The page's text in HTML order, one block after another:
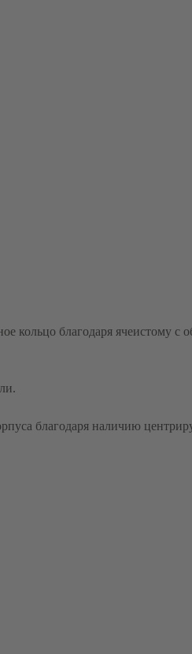
кольцо благодаря ячеистому с
благодаря наличию